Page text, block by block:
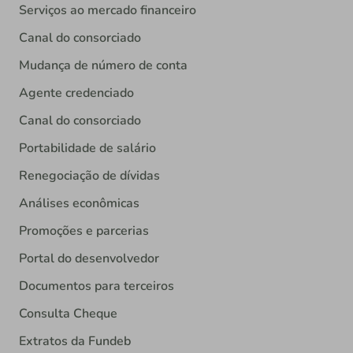
Serviços ao mercado financeiro
Canal do consorciado
Mudança de número de conta
Agente credenciado
Canal do consorciado
Portabilidade de salário
Renegociação de dívidas
Análises econômicas
Promoções e parcerias
Portal do desenvolvedor
Documentos para terceiros
Consulta Cheque
Extratos da Fundeb